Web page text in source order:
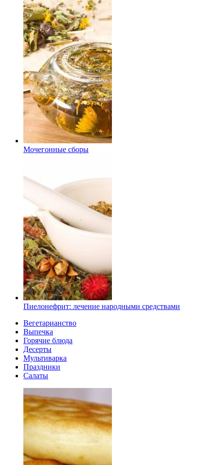
Мочегонные сборы
Пиелонефрит: лечение народными средствами
Вегетарианство
Выпечка
Горячие блюда
Десерты
Мультиварка
Праздники
Салаты